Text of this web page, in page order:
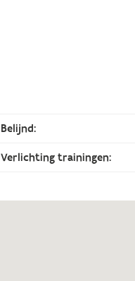
Belijnd:
Verlichting trainingen: